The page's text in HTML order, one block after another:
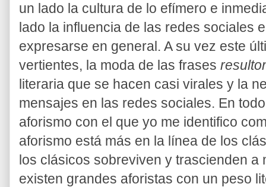
un lado la cultura de lo efímero e
lado la influencia de las redes sociales
expresarse en general. A su vez este
vertientes, la moda de las frases
literaria que se hacen casi virales y la
mensajes en las redes sociales. En
aforismo con el que yo me identifico
aforismo está más en la línea de los
los clásicos sobreviven y trascienden a
existen grandes aforistas con un peso